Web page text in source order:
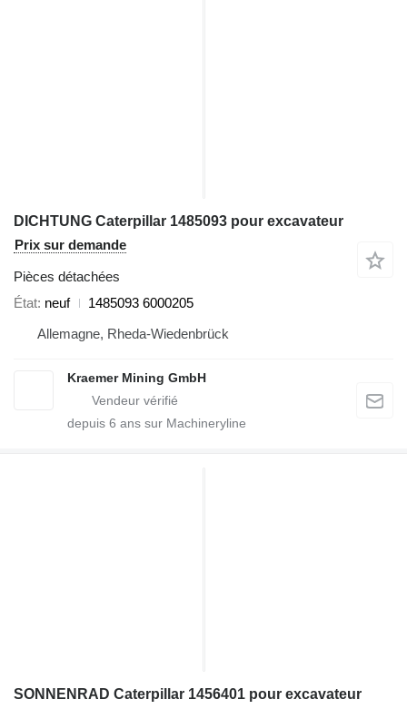
DICHTUNG Caterpillar 1485093 pour excavateur
Prix sur demande
Pièces détachées
État neuf
1485093 6000205
Allemagne, Rheda-Wiedenbrück
Kraemer Mining GmbH
depuis 6 ans sur Machineryline
SONNENRAD Caterpillar 1456401 pour excavateur